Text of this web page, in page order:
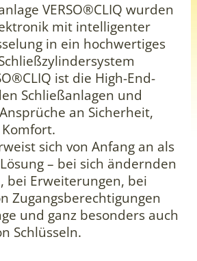
VERSO®CLIQ wurden
mit intelligenter
in ein hochwertiges
ist die High-End-
Schließanlagen und
an Sicherheit,
sich von Anfang an als
– bei sich ändernden
bei Erweiterungen, bei
Zugangsberechtigungen
und ganz besonders auch
Schlüsseln.